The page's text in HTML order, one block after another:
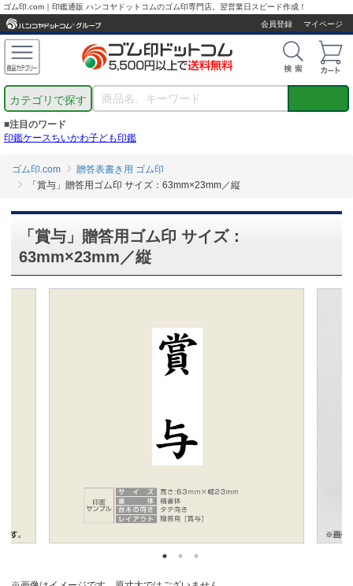
ゴム印.com｜印鑑通販 ハンコヤドットコムのゴム印専門店。翌営業日スピード作成！
会員登録
マイページ
カテゴリで探す
■注目のワード
印鑑ケースちいかわ子ども印鑑
ゴム印.com
贈答表書き用 ゴム印
「賞与」贈答用ゴム印 サイズ：63mm×23mm／縦
「賞与」贈答用ゴム印 サイズ：
63mm×23mm／縦